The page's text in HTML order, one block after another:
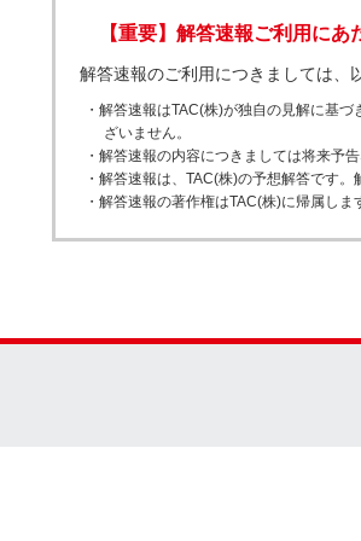
【重要】解答速報ご利用にあ
解答速報のご利用につきましては、
・解答速報はTAC(株)が独自の見解に基
ざいません。
・解答速報の内容につきましては将来予
・解答速報は、TAC(株)の予想解答です
・解答速報の著作権はTAC(株)に帰属し